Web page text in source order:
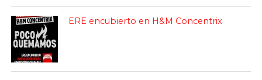
ERE encubierto en H&M Concentrix